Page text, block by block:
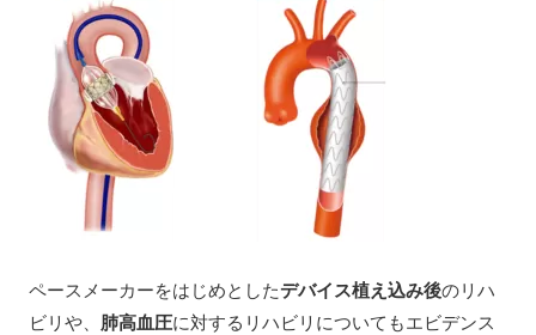
ペースメーカーをはじめとしたデバイス植え込み後のリハ
ビリや、 肺高血圧に対するリハビリについてもエビデンス